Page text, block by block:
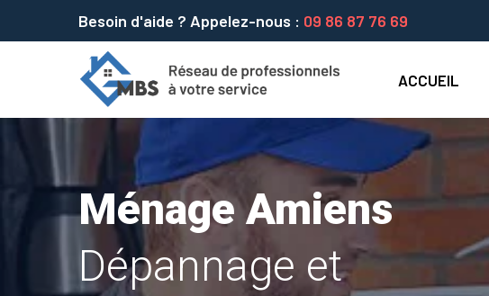
Besoin d'aide ? Appelez-nous : 09 86 87 76 69
ACCUEIL
Ménage Amiens
Dépannage et